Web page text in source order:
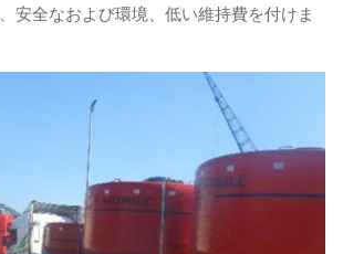
安全なおよび環境、低い維持費を付けま